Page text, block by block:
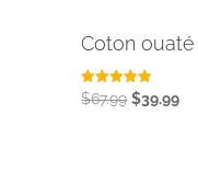
Coton
Note
4.92
$67.99 Le
$39.99Le